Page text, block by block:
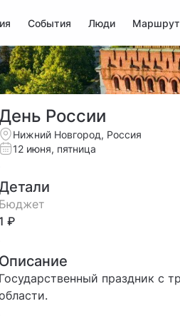
События Люди
России
Нижний Новгород, Россия
12 июня, пятница
Бюджет
1 ₽
Описание
Государственный праздник с